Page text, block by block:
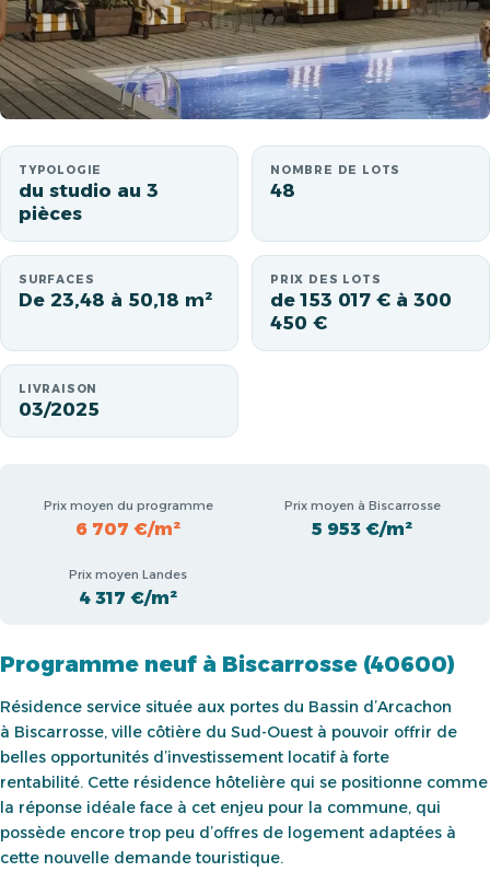
TYPOLOGIE
du studio au 3
pièces
NOMBRE DE LOTS
48
SURFACES
De 23,48 à 50,18 m²
PRIX DES LOTS
de 153 017 € à 300
450 €
LIVRAISON
03/2025
Prix moyen du programme
6 707 €/m²
Prix moyen à Biscarrosse
5 953 €/m²
Prix moyen Landes
4 317 €/m²
Programme neuf à Biscarrosse (40600)
Résidence service située aux portes du Bassin d’Arcachon
à Biscarrosse, ville côtière du Sud-Ouest à pouvoir offrir de
belles opportunités d’investissement locatif à forte
rentabilité. Cette résidence hôtelière qui se positionne comme
la réponse idéale face à cet enjeu pour la commune, qui
possède encore trop peu d’offres de logement adaptées à
cette nouvelle demande touristique.